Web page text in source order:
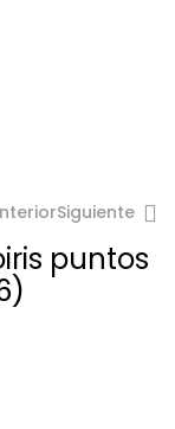
Siguiente
puntos